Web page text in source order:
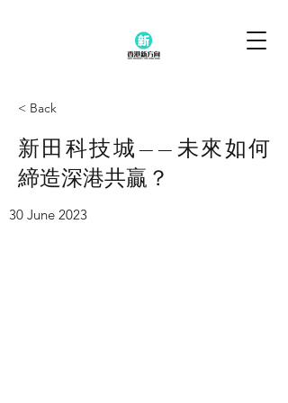
< Back
新田科技城——未來如何
締造深港共贏？
30 June 2023